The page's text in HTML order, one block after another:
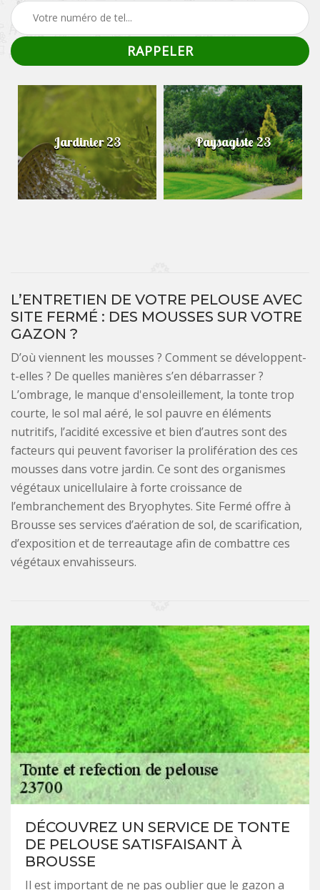
Jardinier 23 Paysagiste 23
L’ENTRETIEN DE VOTRE PELOUSE AVEC
SITE FERMÉ : DES MOUSSES SUR VOTRE
GAZON ?
D’où viennent les mousses ? Comment se développent-
t-elles ? De quelles manières s’en débarrasser ?
L’ombrage, le manque d'ensoleillement, la tonte trop
courte, le sol mal aéré, le sol pauvre en éléments
nutritifs, l’acidité excessive et bien d’autres sont des
facteurs qui peuvent favoriser la prolifération des ces
mousses dans votre jardin. Ce sont des organismes
végétaux unicellulaire à forte croissance de
l’embranchement des Bryophytes. Site Fermé offre à
Brousse ses services d’aération de sol, de scarification,
d’exposition et de terreautage afin de combattre ces
végétaux envahisseurs.
DÉCOUVREZ UN SERVICE DE TONTE
DE PELOUSE SATISFAISANT À
BROUSSE
Il est important de ne pas oublier que le gazon a